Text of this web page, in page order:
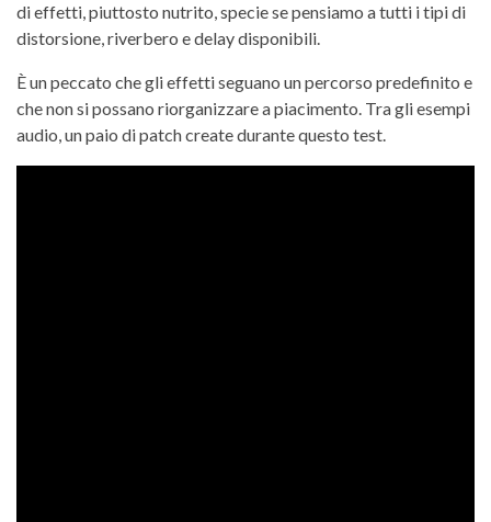
di effetti, piuttosto nutrito, specie se pensiamo a tutti i tipi di
distorsione, riverbero e delay disponibili.
È un peccato che gli effetti seguano un percorso predefinito e
che non si possano riorganizzare a piacimento. Tra gli esempi
audio, un paio di patch create durante questo test.